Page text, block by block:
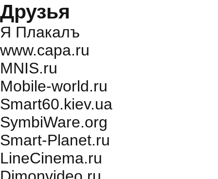
Друзья
Я Плакалъ
www.capa.ru
MNIS.ru
Mobile-world.ru
Smart60.kiev.ua
SymbiWare.org
Smart-Planet.ru
LineCinema.ru